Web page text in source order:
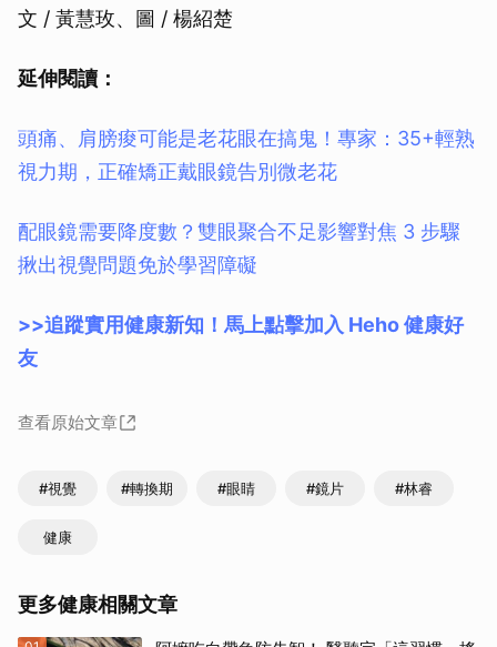
文 / 黃慧玫、圖 / 楊紹楚
延伸閱讀：
頭痛、肩膀痠可能是老花眼在搞鬼！專家：35+輕熟
視力期，正確矯正戴眼鏡告別微老花
配眼鏡需要降度數？雙眼聚合不足影響對焦 3 步驟
揪出視覺問題免於學習障礙
>>追蹤實用健康新知！馬上點擊加入 Heho 健康好
友
查看原始文章
#視覺 #轉換期 #眼睛 #鏡片 #林睿
健康
更多健康相關文章